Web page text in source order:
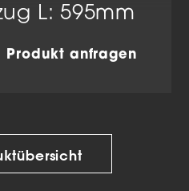
L: 595mm
Produkt anfragen